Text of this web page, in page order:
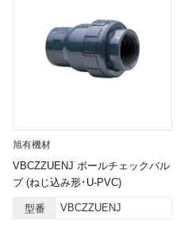
旭有機材
VBCZZUENJ ボールチェックバル
ブ (ねじ込み形･U-PVC)
型番 VBCZZUENJ